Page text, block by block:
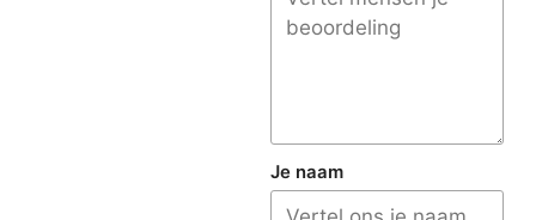
Je naam